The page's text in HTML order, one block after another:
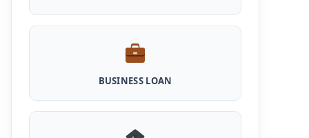
दुधारू पशु के लिए प्रोत्साहन राशि योजना शुरू, अब भैस
खरीदने के लिए मिलेंगे 40000
Udyogini Loan Yojana Apply Online:
तक का लोन, 50% राशि वापिस करनी होती है जमा
Pashu Shed Loan Scheme: पशु शेड बनवाने के
BUSINESS LOAN